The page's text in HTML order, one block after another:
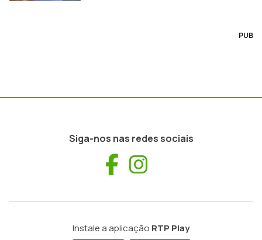
PUB
Siga-nos nas redes sociais
Facebook
Instale a aplicação RTP Play